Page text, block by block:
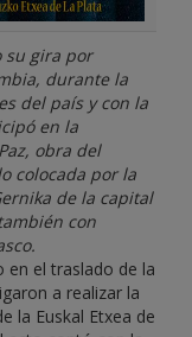
su gira por
durante la
del país y con la
en la
obra del
colocada por la
de la capital
con
en el traslado de la
a realizar la
la Euskal Etxea de